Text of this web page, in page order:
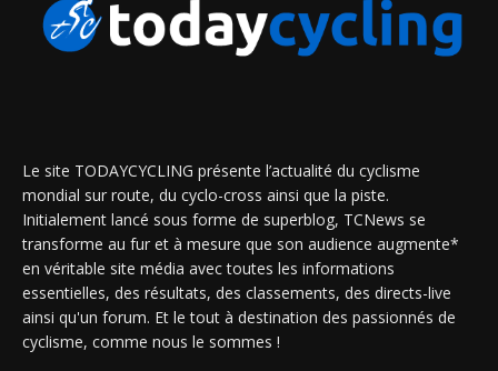
Le site TODAYCYCLING présente l’actualité du cyclisme
mondial sur route, du cyclo-cross ainsi que la piste.
Initialement lancé sous forme de superblog, TCNews se
transforme au fur et à mesure que son audience augmente*
en véritable site média avec toutes les informations
essentielles, des résultats, des classements, des directs-live
ainsi qu'un forum. Et le tout à destination des passionnés de
cyclisme, comme nous le sommes !